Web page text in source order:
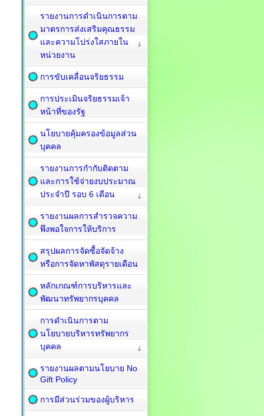
รายงานการดำเนินการตาม
มาตรการส่งเสริมคุณธรรม
และความโปร่งใสภายใน
หน่วยงาน
การขับเคลื่อนจริยธรรม
การประเมินจริยธรรมเจ้า
หน้าที่ของรัฐ
นโยบายคุ้มครองข้อมูลส่วน
บุคคล
รายงานการกำกับติดตาม
และการใช้จ่ายงบประมาณ
ประจำปี รอบ 6 เดือน
รายงานผลการสำรวจความ
พึงพอใจการให้บริการ
สรุปผลการจัดซื้อจัดจ้าง
หรือการจัดหาพัสดุรายเดือน
หลักเกณฑ์การบริหารและ
พัฒนาทรัพยากรบุคคล
การดำเนินการตาม
นโยบายบริหารทรัพยากร
บุคคล
รายงานผลตามนโยบาย No
Gift Policy
การมีส่วนร่วมของผู้บริหาร